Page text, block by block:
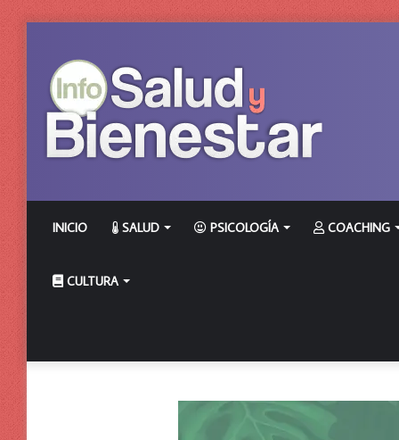
INICIO SALUD PSICOLOGÍA COACHING
CULTURA